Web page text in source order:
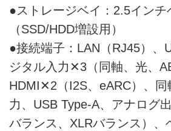
●ストレージベイ：2.5インチ
（SSD/HDD増設用）
●接続端子：LAN（RJ45）、
ジタル入力✕3（同軸、光、
HDMI✕2（I2S、eARC）、同
力、USB Type-A、アナログ
バランス、XLRバランス）、